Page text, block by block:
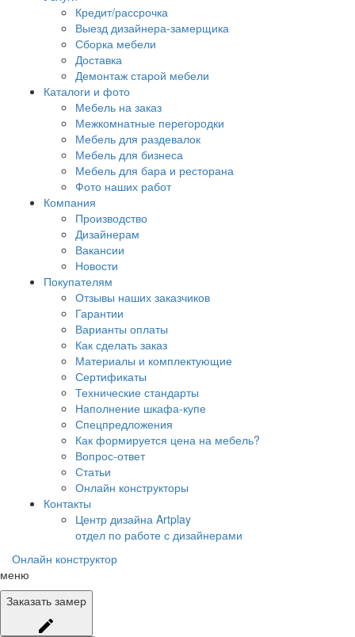
Кредит/рассрочка
Выезд дизайнера-замерщика
Сборка мебели
Доставка
Демонтаж старой мебели
Каталоги и фото
Мебель на заказ
Межкомнатные перегородки
Мебель для раздевалок
Мебель для бизнеса
Мебель для бара и ресторана
Фото наших работ
Компания
Производство
Дизайнерам
Вакансии
Новости
Покупателям
Отзывы наших заказчиков
Гарантии
Варианты оплаты
Как сделать заказ
Материалы и комплектующие
Сертификаты
Технические стандарты
Наполнение шкафа-купе
Спецпредложения
Как формируется цена на мебель?
Вопрос-ответ
Статьи
Онлайн конструкторы
Контакты
Центр дизайна Artplay
отдел по работе с дизайнерами
Онлайн конструктор
меню
Заказать замер